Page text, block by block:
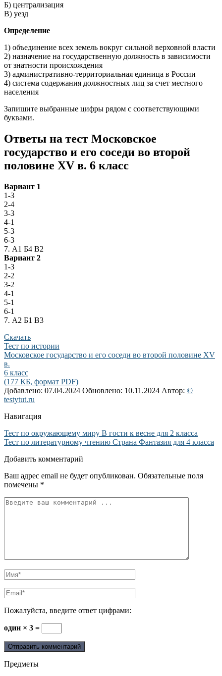
Б) централизация
В) уезд
Определение
1) объединение всех земель вокруг сильной верховной власти
2) назначение на государственную должность в зависимости
от знатности происхождения
3) административно-территориальная единица в России
4) система содержания должностных лиц за счет местного
населения
Запишите выбранные цифры рядом с соответствующими
буквами.
Ответы на тест Московское
государство и его соседи во второй
половине XV в. 6 класс
Вариант 1
1-3
2-4
3-3
4-1
5-3
6-3
7. А1 Б4 В2
Вариант 2
1-3
2-2
3-2
4-1
5-1
6-1
7. А2 Б1 В3
Скачать
Тест по истории
Московское государство и его соседи во второй половине XV
в.
6 класс
(177 КБ, формат PDF)
Добавлено: 07.04.2024 Обновлено: 10.11.2024 Автор: ©
testytut.ru
Навигация
Тест по окружающему миру В гости к весне для 2 класса
Тест по литературному чтению Страна Фантазия для 4 класса
Добавить комментарий
Ваш адрес email не будет опубликован. Обязательные поля
помечены *
Пожалуйста, введите ответ цифрами:
один × 3 =
Предметы